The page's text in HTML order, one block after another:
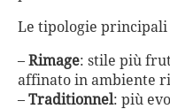
Le tipologie principali
– Rimage: stile più
affinato in ambiente
– Traditionnel: più